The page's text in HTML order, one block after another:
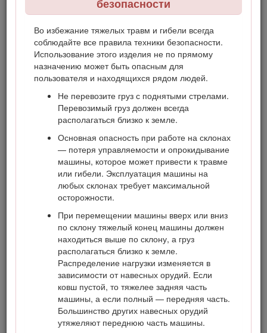
безопасности
Во избежание тяжелых травм и гибели всегда
соблюдайте все правила техники безопасности.
Использование этого изделия не по прямому
назначению может быть опасным для
пользователя и находящихся рядом людей.
Не перевозите груз с поднятыми стрелами.
Перевозимый груз должен всегда
располагаться близко к земле.
Основная опасность при работе на склонах
— потеря управляемости и опрокидывание
машины, которое может привести к травме
или гибели. Эксплуатация машины на
любых склонах требует максимальной
осторожности.
При перемещении машины вверх или вниз
по склону тяжелый конец машины должен
находиться выше по склону, а груз
располагаться близко к земле.
Распределение нагрузки изменяется в
зависимости от навесных орудий. Если
ковш пустой, то тяжелее задняя часть
машины, а если полный — передняя часть.
Большинство других навесных орудий
утяжеляют переднюю часть машины.
вспомогательных приспособлениях, для помощи в
Для выполнения технического обслуживания,
приобретения оригинальных запчастей Toro или
получения дополнительной информации обращайтесь в
сервисный центр официального дилера или в отдел
технического обслуживания компании Toro. Не забудьте
при этом указать модель и серийный номер изделия. На
показано расположение номера модели и
серийного номера. Запишите номера в предусмотренном
для этого месте.
Important: С помощью мобильного устройства вы
можете отсканировать QR-код на табличке с
серийным номером (при наличии), чтобы получить
информацию по гарантии и запчастям, а также другие
сведения об изделии.